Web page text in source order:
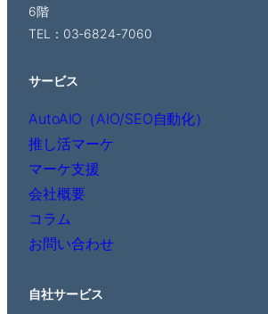
6階
TEL：03-6824-7060
サービス
AutoAIO（AIO/SEO自動化）
推し活マーケ
マーケ支援
会社概要
コラム
お問い合わせ
自社サービス